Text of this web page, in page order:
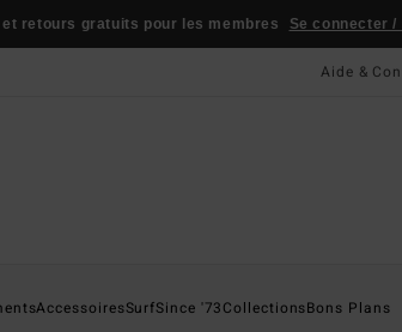
retours gratuits pour les membres Se connecter
Aide &
AccessoiresSurfSince '73CollectionsBons Plans